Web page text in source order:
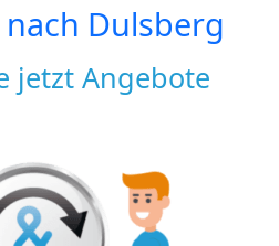
Dulsberg
jetzt Angebote